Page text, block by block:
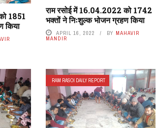
1851
किया
राम रसोई में 16.04.2022 को 1742
भक्तों ने निःशुल्क भोजन ग्रहण किया
APRIL 16, 2022 BY MAHAVIR
MANDIR
RAM RASOI DAILY REPORT